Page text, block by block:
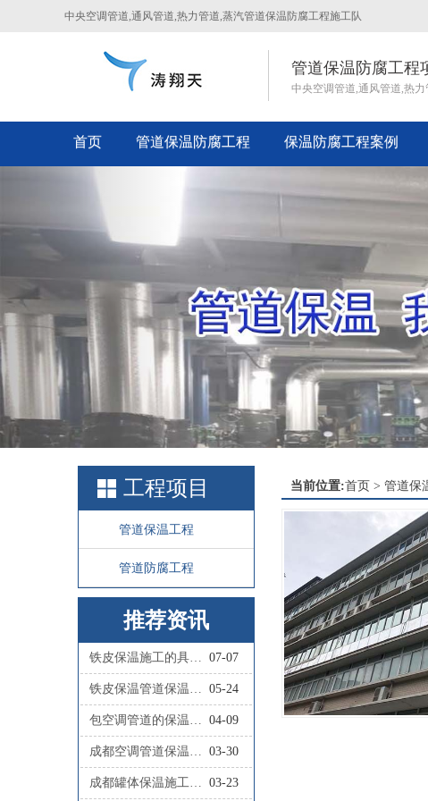
中央空调管道,通风管道,热力管道,蒸汽管道保温防腐工程施工队
管道保温防腐工程
中央空调管道,通风管道,热
首页 管道保温防腐工程 保温防腐工程案例
工程项目
管道保温工程
管道防腐工程
推荐资讯
铁皮保温施工的具体步骤有哪些？ 07-07
铁皮保温管道保温施工的具体流程是怎样的？ 05-24
包空调管道的保温材料叫什么 04-09
成都空调管道保温施工队联系人 03-30
成都罐体保温施工队联系人 03-23
当前位置:首页 > 管道保